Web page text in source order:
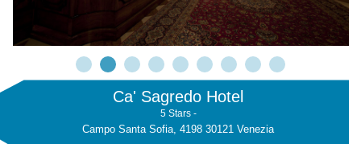
Ca' Sagredo Hotel
5 Stars -
Campo Santa Sofia, 4198 30121 Venezia